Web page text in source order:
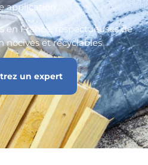
application.
en France, respectueuses de
nocives et recyclables
un expert